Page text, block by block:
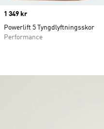
Price
1 349 kr
Powerlift 5 Tyngdlyftningsskor
Performance